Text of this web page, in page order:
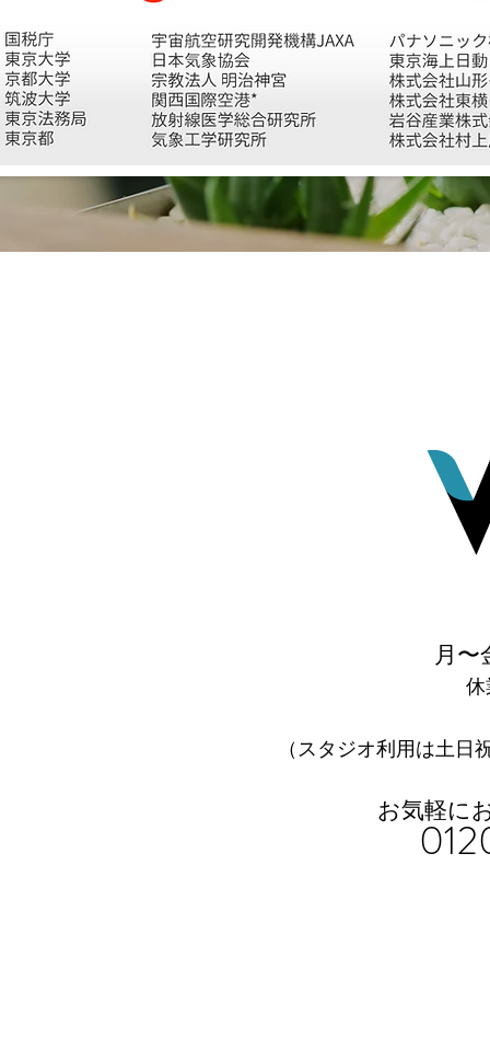
月〜
（スタジオ利用は土
お気軽に